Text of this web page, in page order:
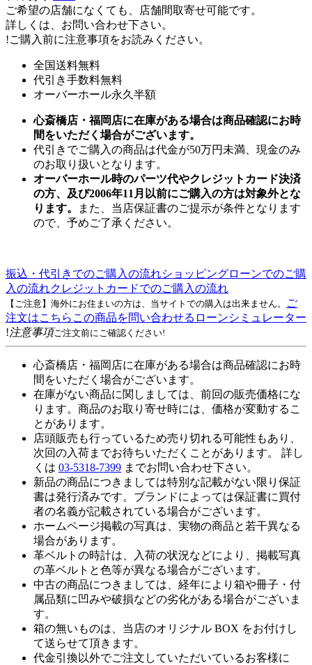
ご希望の店舗になくても、店舗間取寄せ可能です。
詳しくは、お問い合わせ下さい。
!ご購入前に注意事項をお読みください。
全国送料無料
代引き手数料無料
オーバーホール永久半額
心斎橋店・福岡店に在庫がある場合は商品確認にお時
間をいただく場合がございます。
代引きでご購入の商品は代金が50万円未満、現金のみ
のお取り扱いとなります。
オーバーホール時のパーツ代やクレジットカード決済
の方、及び2006年11月以前にご購入の方は対象外とな
ります。
また、当店保証書のご提示が条件となります
ので、予めご了承ください。
振込・代引きでのご購入の流れショッピングローンでのご購
入の流れクレジットカードでのご購入の流れ
【ご注意】海外にお住まいの方は、当サイトでの購入は出来ません。
ご
注文はこちら この商品を問い合わせる ローンシミュレーター
!注意事項ご注文前にご確認ください!
心斎橋店・福岡店に在庫がある場合は商品確認にお時
間をいただく場合がございます。
在庫がない商品に関しましては、前回の販売価格にな
ります。商品のお取り寄せ時には、価格が変動するこ
とがあります。
店頭販売も行っているため売り切れる可能性もあり、
次回の入荷までお待ちいただくことがあります。 詳し
くは 03-5318-7399 までお問い合わせ下さい。
新品の商品につきましては特別な記載がない限り保証
書は発行済みです。ブランドによっては保証書に買付
者の名義が記載されている場合がございます。
ホームページ掲載の写真は、実物の商品と若干異なる
場合があります。
革ベルトの時計は、入荷の状況などにより、掲載写真
の革ベルトと色等が異なる場合がございます。
中古の商品につきましては、経年により箱や冊子・付
属品類に凹みや破損などの劣化がある場合がございま
す。
箱の無いものは、当店のオリジナル BOX をお付けし
て送らせて頂きます。
代金引換以外でご注文していただいているお客様に